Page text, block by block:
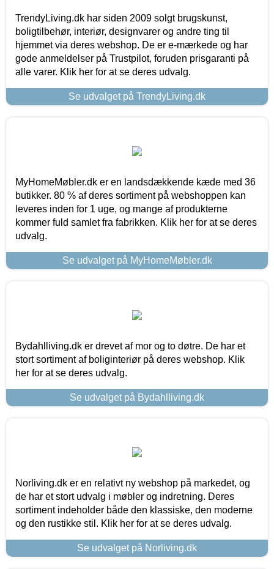
TrendyLiving.dk har siden 2009 solgt brugskunst,
boligtilbehør, interiør, designvarer og andre ting til
hjemmet via deres webshop. De er e-mærkede og har
gode anmeldelser på Trustpilot, foruden prisgaranti på
alle varer. Klik her for at se deres udvalg.
Se udvalget på TrendyLiving.dk
MyHomeMøbler.dk er en landsdækkende kæde med 36
butikker. 80 % af deres sortiment på webshoppen kan
leveres inden for 1 uge, og mange af produkterne
kommer fuld samlet fra fabrikken. Klik her for at se deres
udvalg.
Se udvalget på MyHomeMøbler.dk
Bydahlliving.dk er drevet af mor og to døtre. De har et
stort sortiment af boliginteriør på deres webshop. Klik
her for at se deres udvalg.
Se udvalget på Bydahlliving.dk
Norliving.dk er en relativt ny webshop på markedet, og
de har et stort udvalg i møbler og indretning. Deres
sortiment indeholder både den klassiske, den moderne
og den rustikke stil. Klik her for at se deres udvalg.
Se udvalget på Norliving.dk